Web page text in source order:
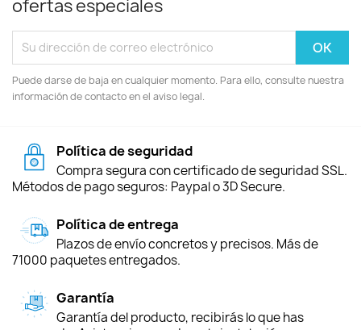
ofertas especiales
Puede darse de baja en cualquier momento. Para ello, consulte nuestra
información de contacto en el aviso legal.
Política de seguridad
Compra segura con certificado de seguridad SSL.
Métodos de pago seguros: Paypal o 3D Secure.
Política de entrega
Plazos de envío concretos y precisos. Más de
71000 paquetes entregados.
Garantía
Garantía del producto, recibirás lo que has